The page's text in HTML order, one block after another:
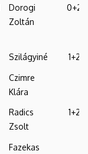
Dorogi
Zoltán
0+2
Szilágyiné
Czimre
Klára
1+2
Radics
Zsolt
1+2
Fazekas